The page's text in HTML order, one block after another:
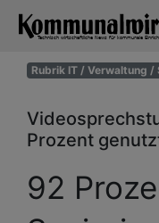
Rubrik IT / Verwaltung /
Prozent
92